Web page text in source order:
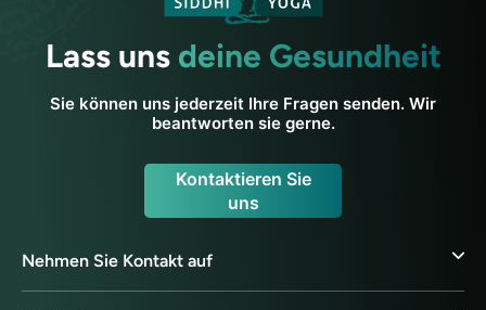
Lass uns deine Gesundheit
Sie können uns jederzeit Ihre Fragen senden. Wir
beantworten sie gerne.
Kontaktieren Sie
uns
Nehmen Sie Kontakt auf